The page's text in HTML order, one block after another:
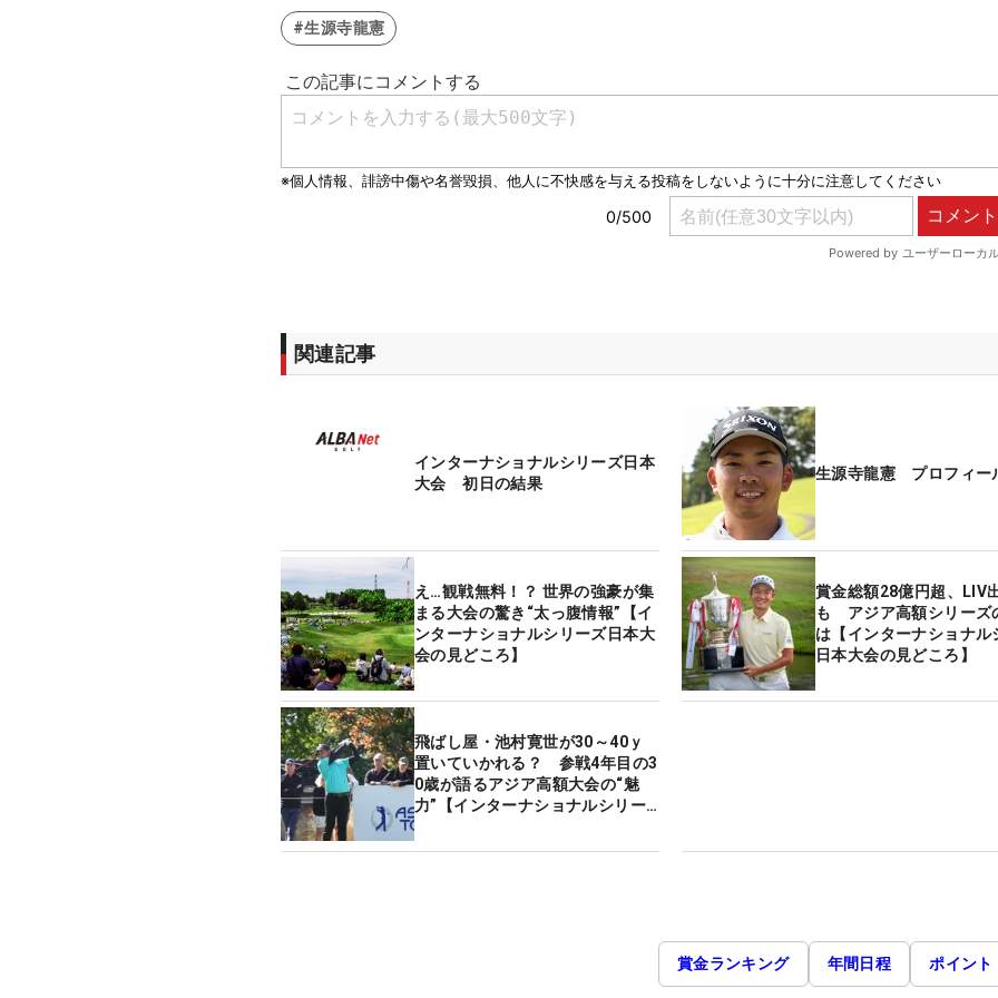
#生源寺龍憲
関連記事
インターナショナルシリーズ日本
大会 初日の結果
生源寺龍憲 プロフィー
え…観戦無料！？ 世界の強豪が集
まる大会の驚き“太っ腹情報”【イ
ンターナショナルシリーズ日本大
会の見どころ】
賞金総額28億円超、LIV
も アジア高額シリーズ
は【インターナショナル
日本大会の見どころ】
飛ばし屋・池村寛世が30～40ｙ
置いていかれる？ 参戦4年目の3
0歳が語るアジア高額大会の“魅
力”【インターナショナルシリー
賞金ランキング 年間日程 ポイント